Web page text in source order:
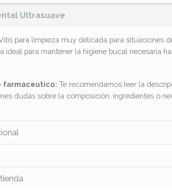
Ultrasuave
para limpieza muy delicada para situaciones
ideal para mantener la higiene bucal necesaria
farmaceutico: Te recomendamos leer la
dudas sobre la composición, ingredientes o